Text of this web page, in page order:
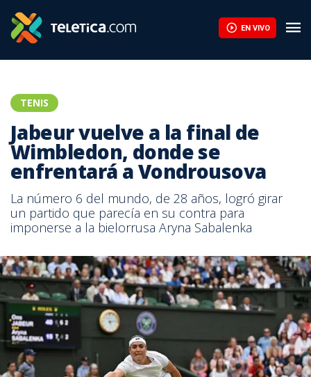
EN VIVO
TENIS
Jabeur vuelve a la final de
Wimbledon, donde se
enfrentará a Vondrousova
La número 6 del mundo, de 28 años, logró girar
un partido que parecía en su contra para
imponerse a la bielorrusa Aryna Sabalenka